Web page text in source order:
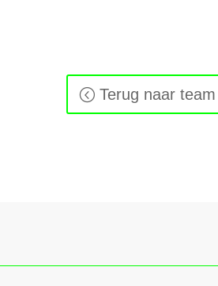
Terug naar team